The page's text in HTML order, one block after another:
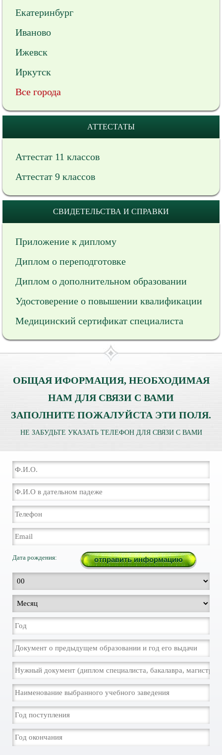
Екатеринбург
Иваново
Ижевск
Иркутск
Все города
АТТЕСТАТЫ
Аттестат 11 классов
Аттестат 9 классов
СВИДЕТЕЛЬСТВА И СПРАВКИ
Приложение к диплому
Диплом о переподготовке
Диплом о дополнительном образовании
Удостоверение о повышении квалификации
Медицинский сертификат специалиста
ОБЩАЯ ИФОРМАЦИЯ, НЕОБХОДИМАЯ
НАМ ДЛЯ СВЯЗИ С ВАМИ
ЗАПОЛНИТЕ ПОЖАЛУЙСТА ЭТИ ПОЛЯ.
НЕ ЗАБУДЬТЕ УКАЗАТЬ ТЕЛЕФОН ДЛЯ СВЯЗИ С ВАМИ
Дата рождения: